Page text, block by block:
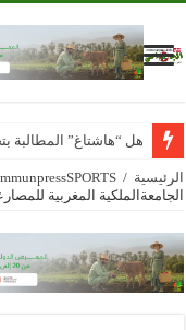
هل “هاشتاغ” المطالبة
الرئيسية /
الجامعةالملكية المغربية